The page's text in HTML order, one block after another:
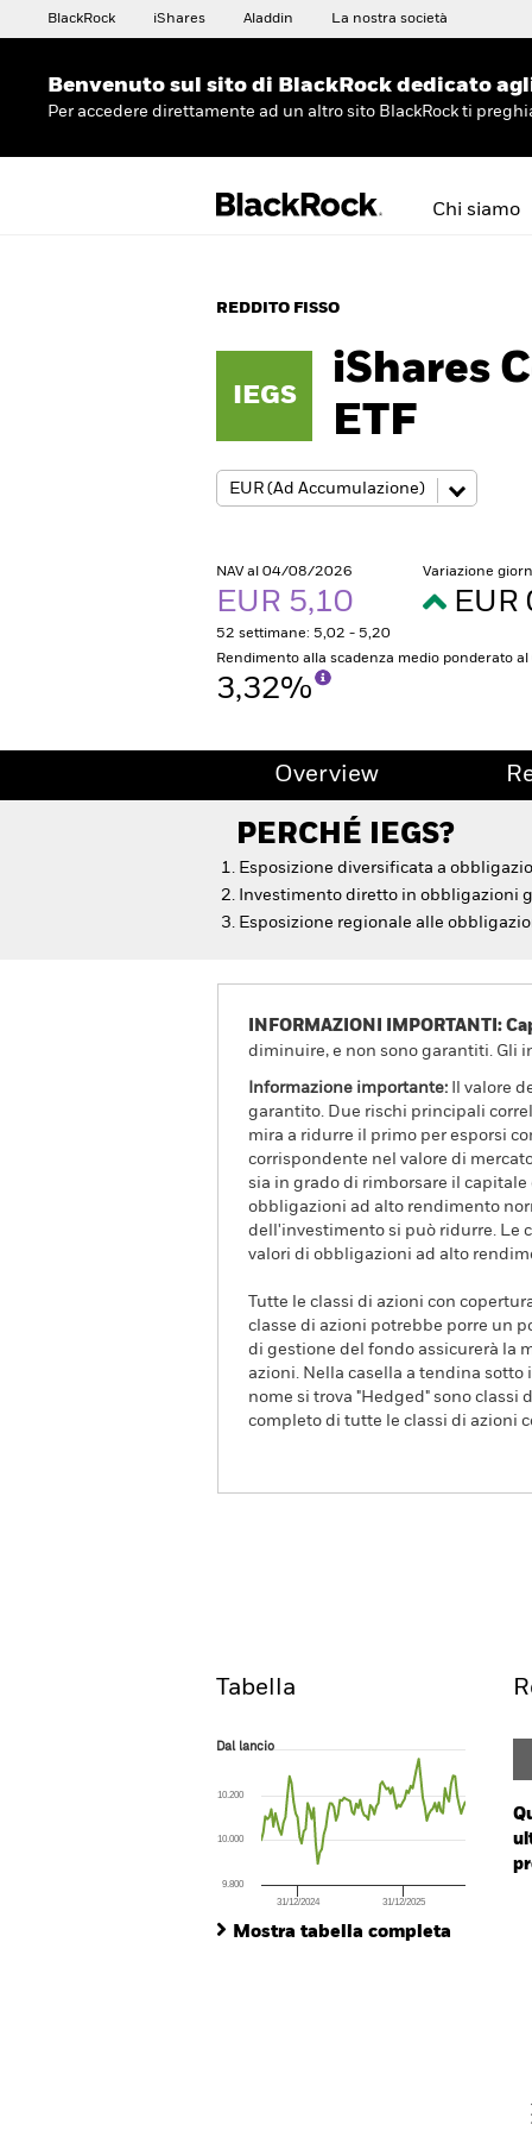
BlackRock iShares Aladdin La nostra società
Benvenuto sul sito di BlackRock dedicato
Per accedere direttamente ad un altro sito BlackRock ti
Chi siamo
REDDITO FISSO
IEGS
iShares
ETF
NAV al 04/08/2026
EUR 5,10
52 settimane: 5,02 - 5,20
Variazione
Rendimento alla scadenza medio ponderato
3,32%
Overview
PERCHÉ IEGS?
Esposizione diversificata a
Investimento diretto in obbligazioni
Esposizione regionale alle
INFORMAZIONI IMPORTANTI:
diminuire, e non sono garantiti. Gli
Informazione importante:
Il valore
garantito. Due rischi principali
mira a ridurre il primo per esporsi
corrispondente nel valore di
sia in grado di rimborsare il
obbligazioni ad alto rendimento
dell'investimento si può ridurre. Le
valori di obbligazioni ad alto
Tutte le classi di azioni con
classe di azioni potrebbe porre un
di gestione del fondo assicurerà la
azioni. Nella casella a tendina
nome si trova "Hedged" sono
completo di tutte le classi di azioni
Tabella
Dal lancio
Line chart with 102 data points.
The chart has 1 X axis displaying Time.
The chart has 1 Y axis displaying values.
Dal lancio
31/12/2024 31/12/2025
9.800
10.000
10.200
Mostra tabella completa